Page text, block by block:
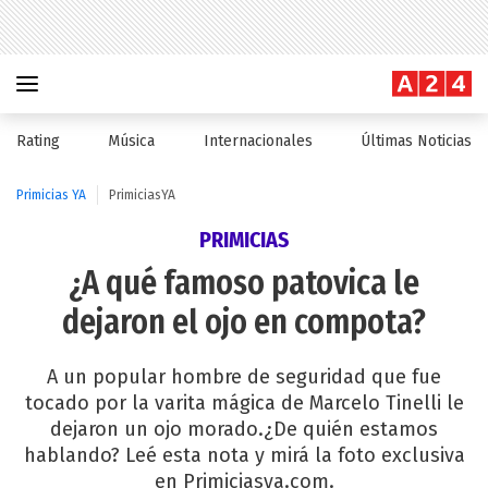
Rating Música Internacionales Últimas Noticias
Primicias YA PrimiciasYA
PRIMICIAS
¿A qué famoso patovica le
dejaron el ojo en compota?
A un popular hombre de seguridad que fue
tocado por la varita mágica de Marcelo Tinelli le
dejaron un ojo morado.¿De quién estamos
hablando? Leé esta nota y mirá la foto exclusiva
en Primiciasya.com.